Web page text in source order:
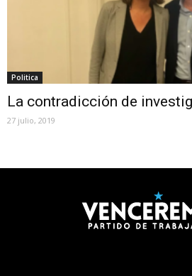
Politica
La contradicción de
27 julio, 2019